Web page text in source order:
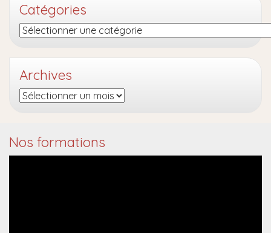
Catégories
Catégories
Archives
Archives
Nos formations